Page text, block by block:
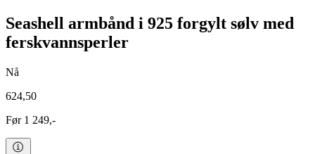
Seashell armbånd i 925 forgylt sølv med
ferskvannsperler
Nå
624,50
Før 1 249,-